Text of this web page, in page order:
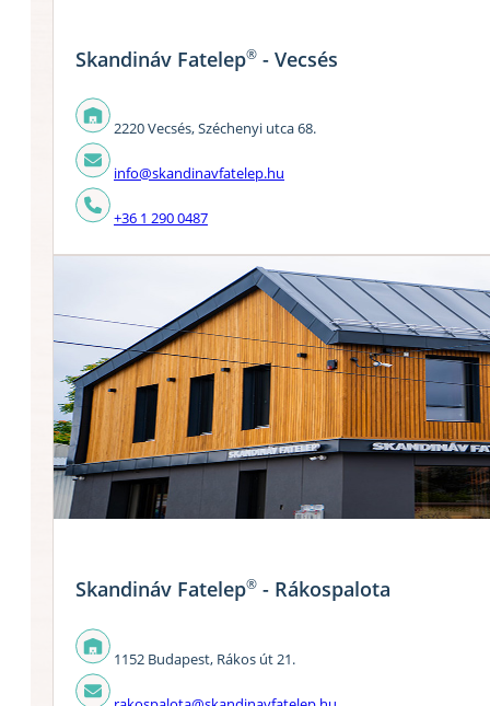
Skandináv Fatelep® - Vecsés
2220 Vecsés, Széchenyi utca 68.
info@skandinavfatelep.hu
+36 1 290 0487
Skandináv Fatelep® - Rákospalota
1152 Budapest, Rákos út 21.